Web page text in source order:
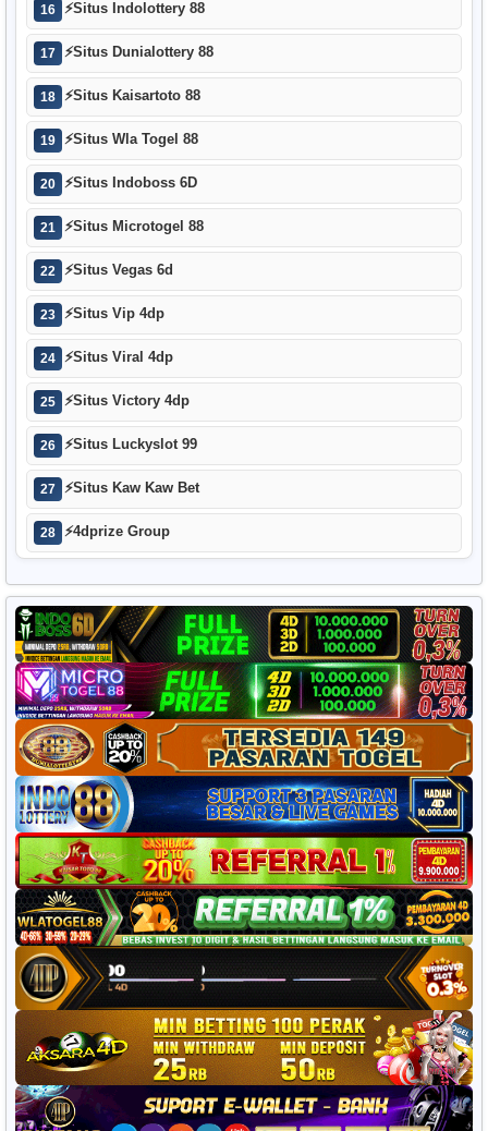
16 ⚡Situs Indolottery 88
17 ⚡Situs Dunialottery 88
18 ⚡Situs Kaisartoto 88
19 ⚡Situs Wla Togel 88
20 ⚡Situs Indoboss 6D
21 ⚡Situs Microtogel 88
22 ⚡Situs Vegas 6d
23 ⚡Situs Vip 4dp
24 ⚡Situs Viral 4dp
25 ⚡Situs Victory 4dp
26 ⚡Situs Luckyslot 99
27 ⚡Situs Kaw Kaw Bet
28 ⚡4dprize Group